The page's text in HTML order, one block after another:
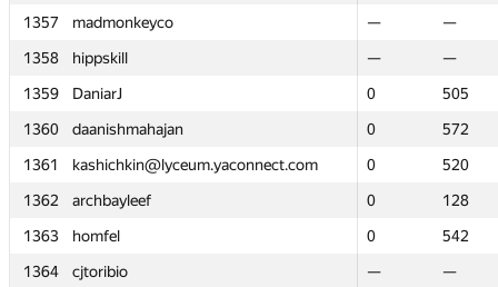
1357
madmonkeyco —
—
1358
hippskill —
—
1359
DaniarJ 0
505
1360
daanishmahajan 0
572
1361
kashichkin@lyceum.yaconnect.com 0
520
1362
archbayleef 0
128
1363
homfel 0
542
1364
cjtoribio —
—
1357
madmonkeyco —
—
1358
hippskill —
—
1359
DaniarJ 0
505
1360
daanishmahajan 0
572
1361
kashichkin@lyceum.yaconnect.com 0
520
1362
archbayleef 0
128
1363
homfel 0
542
1364
cjtoribio —
—